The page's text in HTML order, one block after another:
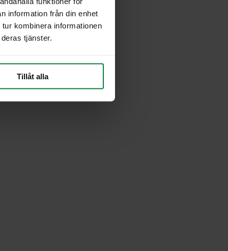
information från din enhet
kombinera informationen
tjänster.
Tillåt alla